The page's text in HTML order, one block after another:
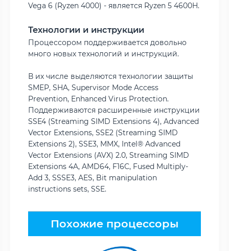
Vega 6 (Ryzen 4000) - является Ryzen 5 4600H.
Технологии и инструкции
Процессором поддерживается довольно
много новых технологий и инструкций.
В их числе выделяются технологии защиты
SMEP, SHA, Supervisor Mode Access
Prevention, Enhanced Virus Protection.
Поддерживаются расширенные инструкции
SSE4 (Streaming SIMD Extensions 4), Advanced
Vector Extensions, SSE2 (Streaming SIMD
Extensions 2), SSE3, MMX, Intel® Advanced
Vector Extensions (AVX) 2.0, Streaming SIMD
Extensions 4A, AMD64, F16C, Fused Multiply-
Add 3, SSSE3, AES, Bit manipulation
instructions sets, SSE.
Похожие процессоры